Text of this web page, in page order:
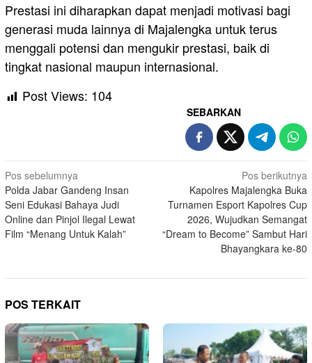
​Prestasi ini diharapkan dapat menjadi motivasi bagi
generasi muda lainnya di Majalengka untuk terus
menggali potensi dan mengukir prestasi, baik di
tingkat nasional maupun internasional.
Post Views: 104
SEBARKAN
Navigasi
pos
Pos sebelumnya
Polda Jabar Gandeng Insan
Seni Edukasi Bahaya Judi
Online dan Pinjol Ilegal Lewat
Film “Menang Untuk Kalah”
Pos berikutnya
Kapolres Majalengka Buka
Turnamen Esport Kapolres Cup
2026, Wujudkan Semangat
“Dream to Become” Sambut Hari
Bhayangkara ke-80
POS TERKAIT